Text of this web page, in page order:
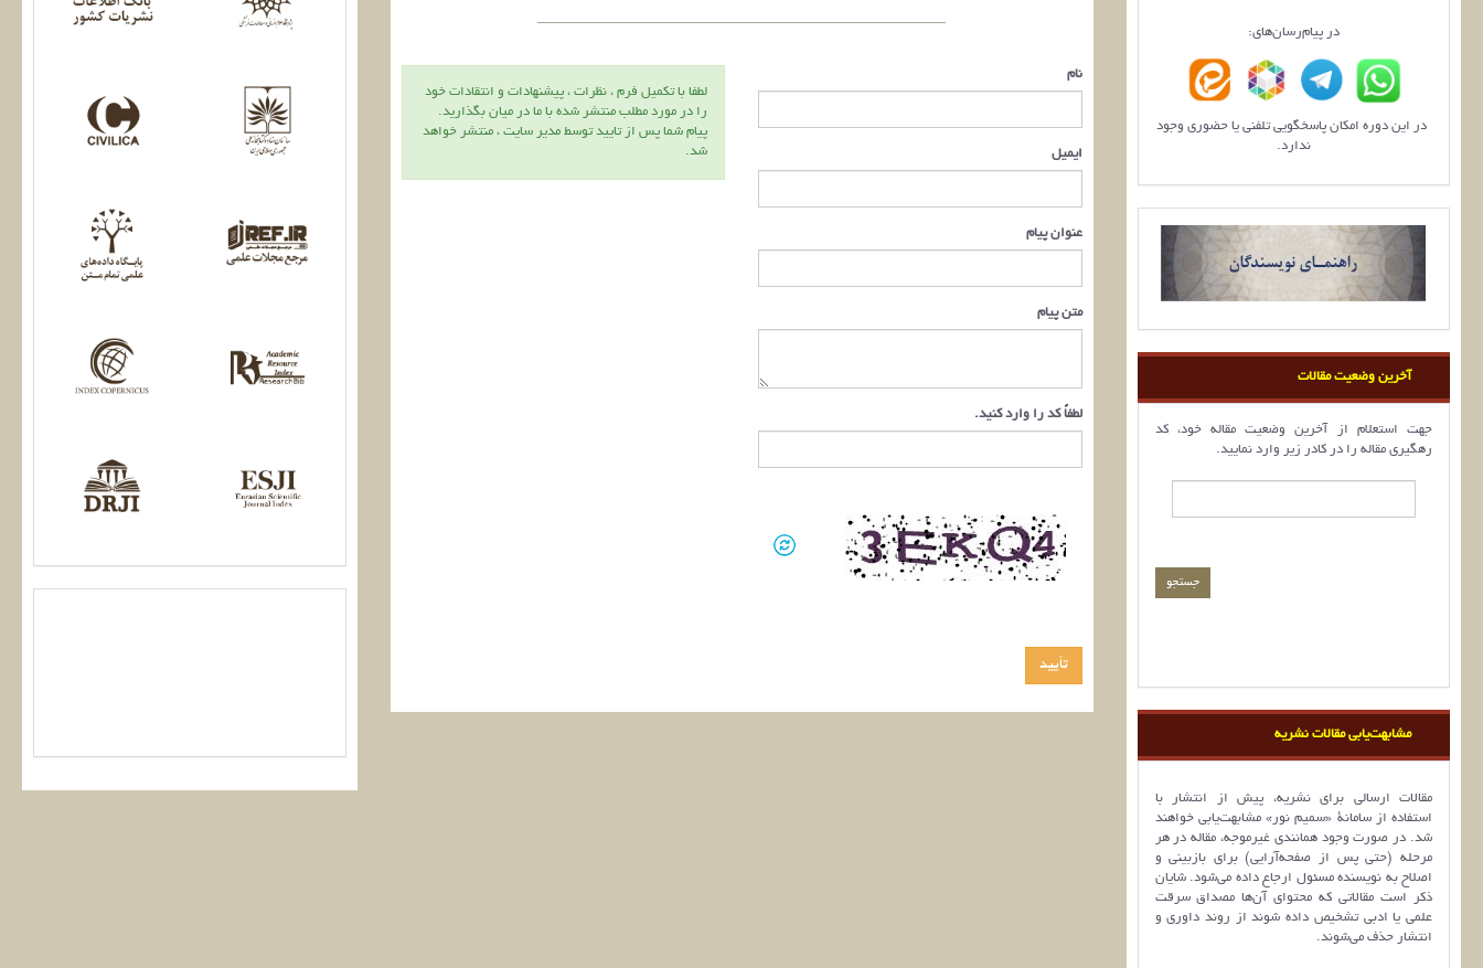
در پیام‌رسان‌های:
در این دوره امکان پاسخگویی تلفنی یا حضوری وجود
ندارد.
آخرین وضعیت مقالات
جهت استعلام از آخرین وضعیت مقاله خود، کد
رهگیری مقاله را در کادر زیر وارد نمایید.
مشابهت‌یابی مقالات نشریه
مقالات ارسالی برای نشریه، پیش از انتشار با
استفاده از سامانۀ «سمیم نور» مشابهت‌یابی خواهند
شد. در صورت وجود همانندی غیرموجه، مقاله در هر
مرحله (حتی پس از صفحه‌آرایی) برای بازبینی و
اصلاح به نویسنده مسئول ارجاع داده می‌شود. شایان
ذکر است مقالاتی که محتوای آن‌ها مصداق سرقت
علمی یا ادبی تشخیص داده شوند از روند داوری و
انتشار حذف می‌شوند.
لطفا با تكميل فرم ، نظرات ، پيشنهادات و انتقادات خود
را در مورد مطلب منتشر شده با ما در ميان بگذاريد.
پيام شما پس از تاييد توسط مدير سايت ، منتشر خواهد
شد.
نام
ایمیل
عنوان پیام
متن پیام
لطفاً کد را وارد کنید.